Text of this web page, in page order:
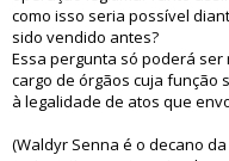
como isso seria possível
sido vendido antes?
Essa pergunta só poderá
cargo de órgãos cuja função
à legalidade de atos que
(Waldyr Senna é o decano